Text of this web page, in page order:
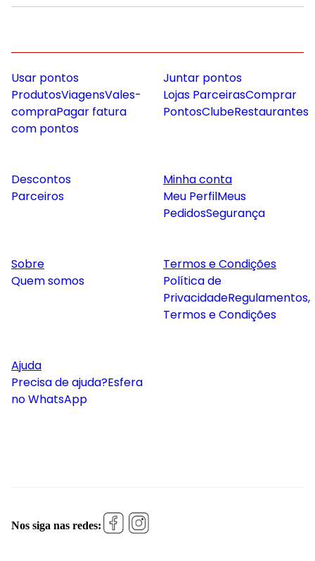
Usar pontos
ProdutosViagensVales-
compraPagar fatura
com pontos
Juntar pontos
Lojas ParceirasComprar
PontosClubeRestaurantes
Descontos
Parceiros
Minha conta
Meu PerfilMeus
PedidosSegurança
Sobre
Quem somos
Termos e Condições
Política de
PrivacidadeRegulamentos,
Termos e Condições
Ajuda
Precisa de ajuda?Esfera
no WhatsApp
Nos siga nas redes: